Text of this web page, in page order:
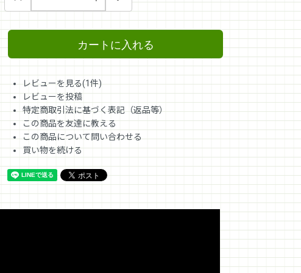
カートに入れる
レビューを見る(1件)
レビューを投稿
特定商取引法に基づく表記（返品等）
この商品を友達に教える
この商品について問い合わせる
買い物を続ける